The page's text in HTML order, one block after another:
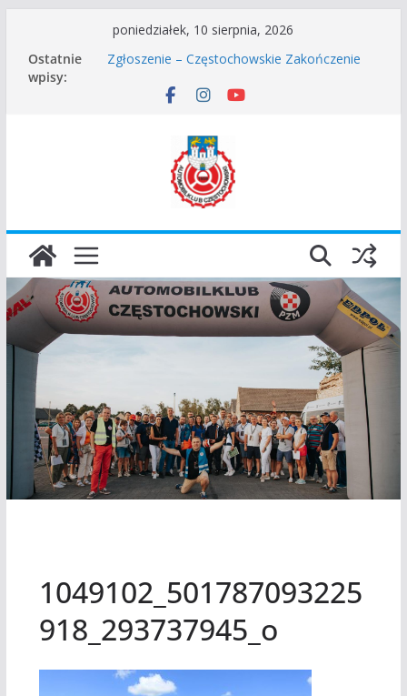
treści
poniedziałek, 10 sierpnia, 2026
Ostatnie
wpisy:
Częstochowskie Rozpoczęcie Sezonu 2026
Zgłoszenie – Częstochowskie Zakończenie
Sezonu 2025
45 Rajd Częstochowski zostaje odwołany.
I Gliwicki Classic Sprint o Puchar Prezydenta
Miasta Gliwice
1049102_501787093225
918_293737945_o